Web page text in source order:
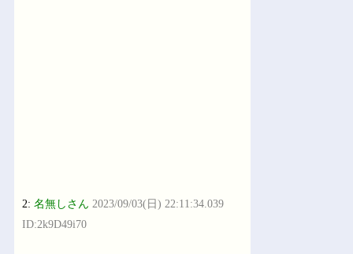
2:名無しさん 2023/09/03(日) 22:11:34.039
ID:2k9D49i70